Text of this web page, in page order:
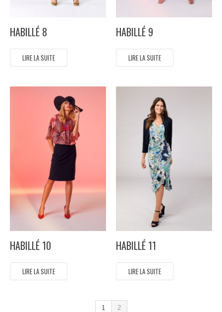
HABILLÉ 8
LIRE LA SUITE
HABILLÉ 9
LIRE LA SUITE
HABILLÉ 10
LIRE LA SUITE
HABILLÉ 11
LIRE LA SUITE
1 2